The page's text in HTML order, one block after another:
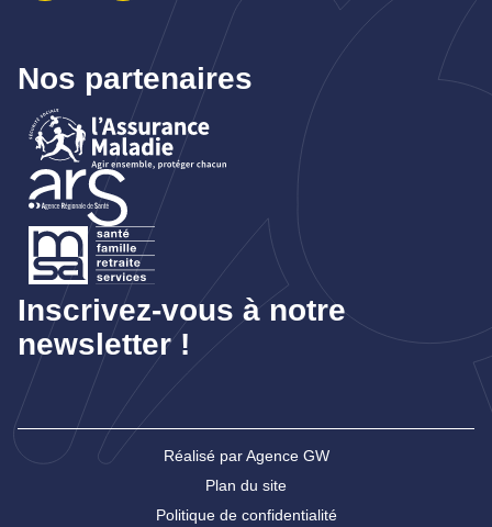
Nos partenaires
Inscrivez-vous à notre
newsletter !
Politique de confidentialité
Plan du site
Réalisé par Agence GW